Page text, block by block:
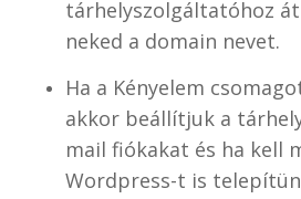
tárhelyszolgáltatóhoz
neked a domain nevet.
Ha a Kényelem
akkor beállítjuk a
mail fiókakat és ha kell
Wordpress-t is